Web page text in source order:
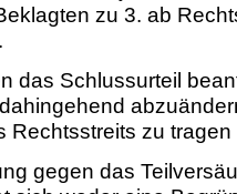
zu 3. ab
das Schlussurteil
Rechtsstreits zu
gegen das